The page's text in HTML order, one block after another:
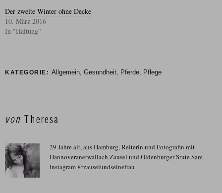
Der zweite Winter ohne Decke
10. März 2016
In "Haltung"
KATEGORIE: Allgemein, Gesundheit, Pferde, Pflege
von Theresa
29 Jahre alt, aus Hamburg, Reiterin und Fotografin mit
Hannoveranerwallach Zausel und Oldenburger Stute Sam
Instagram @zauselundseinefrau